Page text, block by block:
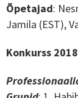
Õpetajad:
Jamila (EST),
Konkurss